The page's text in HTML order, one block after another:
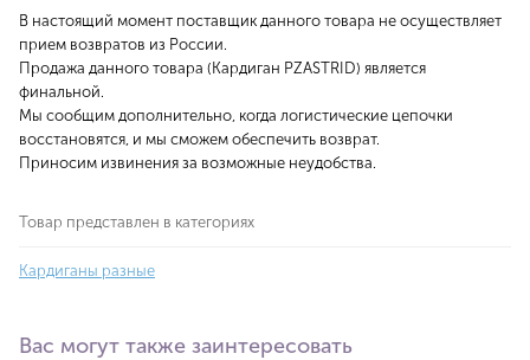
В настоящий момент поставщик данного товара не осуществляет
прием возвратов из России.
Продажа данного товара (Кардиган PZASTRID) является
финальной.
Мы сообщим дополнительно, когда логистические цепочки
восстановятся, и мы сможем обеспечить возврат.
Приносим извинения за возможные неудобства.
Товар представлен в категориях
Кардиганы разные
Вас могут также заинтересовать